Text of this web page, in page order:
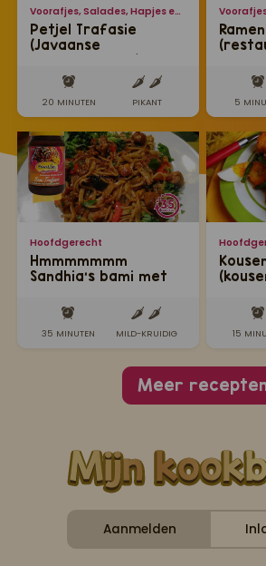
Voorafjes, Salades, Hapjes en Lekkernijen
Petjel Trafasie
(Javaanse
20 MINUTEN PIKANT
Hoofdgerecht
Hmmmmmmm
Sandhia's bami met
rode paprika!
35 MINUTEN MILD-KRUIDIG
5
roti
15
Meer
Aanmelden